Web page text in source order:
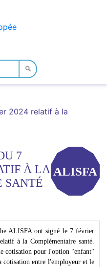
2024 relatif à la
7
À LA
SANTÉ
ALISFA
ALISFA ont signé le 7 février
à la Complémentaire santé.
cotisation pour l'option "enfant"
entre l'employeur et le